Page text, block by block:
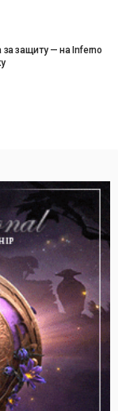
за защиту — на Inferno